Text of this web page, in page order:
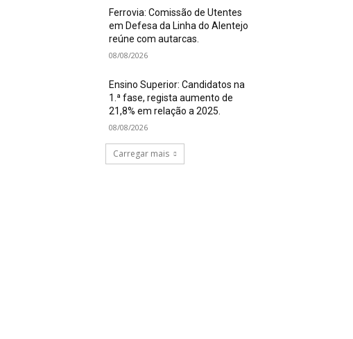
Ferrovia: Comissão de Utentes
em Defesa da Linha do Alentejo
reúne com autarcas.
08/08/2026
Ensino Superior: Candidatos na
1.ª fase, regista aumento de
21,8% em relação a 2025.
08/08/2026
Carregar mais